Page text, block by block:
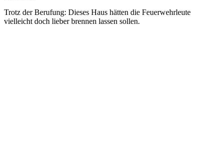
Trotz der Berufung: Dieses Haus hätten die Feuerwehrleute
vielleicht doch lieber brennen lassen sollen.